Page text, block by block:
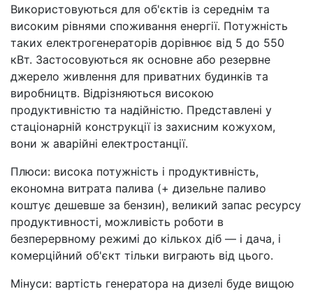
Використовуються для об'єктів із середнім та
високим рівнями споживання енергії. Потужність
таких електрогенераторів дорівнює від 5 до 550
кВт. Застосовуються як основне або резервне
джерело живлення для приватних будинків та
виробництв. Відрізняються високою
продуктивністю та надійністю. Представлені у
стаціонарній конструкції із захисним кожухом,
вони ж аварійні електростанції.
Плюси: висока потужність і продуктивність,
економна витрата палива (+ дизельне паливо
коштує дешевше за бензин), великий запас ресурсу
продуктивності, можливість роботи в
безперервному режимі до кількох діб — і дача, і
комерційний об'єкт тільки виграють від цього.
Мінуси: вартість генератора на дизелі буде вищою